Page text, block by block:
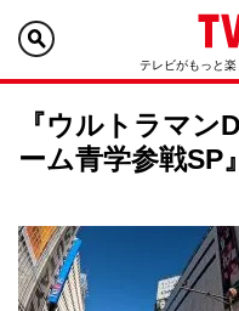
テレビがもっと
『ウルトラマン
ーム青学参戦SP』